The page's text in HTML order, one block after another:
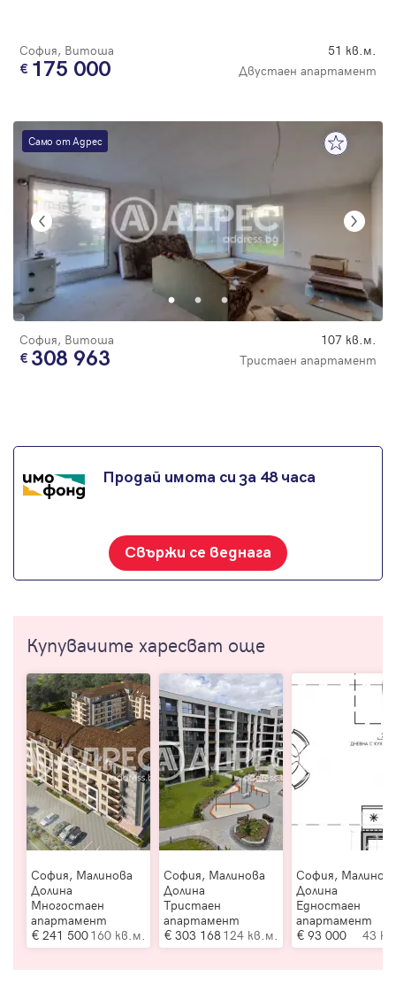
София, Витоша 51 кв.м.
175 000 Двустаен апартамент
Само от Адрес
София, Витоша 107 кв.м.
308 963 Тристаен апартамент
Продай имота си за 48 часа
Свържи се веднага
Купувачите харесват още
София, Малинова
Долина
Многостаен
апартамент
241 500160 кв.м.
София, Малинова
Долина
Тристаен
апартамент
303 168124 кв.м.
София,
Долина
Едностаен
апартамент
93 000
43